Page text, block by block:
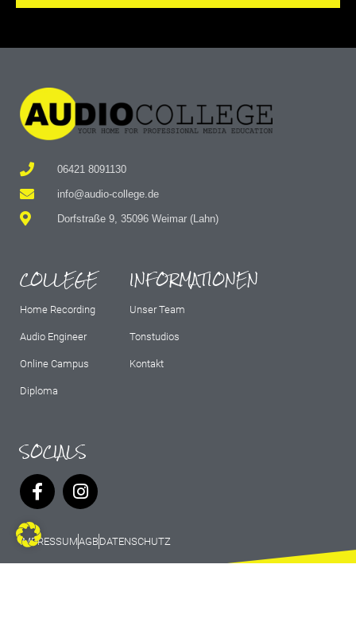
06421 8091130
info@audio-college.de
Dorfstraße 9, 35096 Weimar (Lahn)
COLLEGE
Home Recording
Audio Engineer
Online Campus
Diploma
INFORMATIONEN
Unser Team
Tonstudios
Kontakt
SOCIALS
IMPRESSUMAGBDATENSCHUTZ